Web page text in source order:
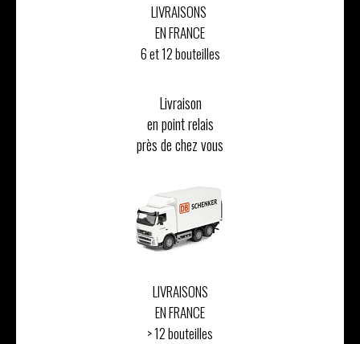
LIVRAISONS
EN FRANCE
6 et 12 bouteilles
Livraison
en point relais
près de chez vous
LIVRAISONS
EN FRANCE
> 12 bouteilles